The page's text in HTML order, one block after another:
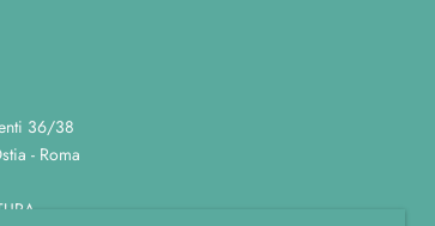
36/38
- Roma